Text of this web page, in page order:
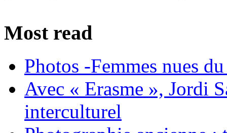
Most read
Photos -Femmes nues
Avec « Erasme », Jordi
interculturel